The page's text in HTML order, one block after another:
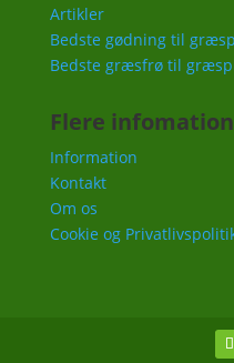
Artikler
Bedste gødning til
Bedste græsfrø til
Flere
Information
Kontakt
Om os
Cookie og